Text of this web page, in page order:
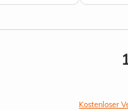
Kostenloser